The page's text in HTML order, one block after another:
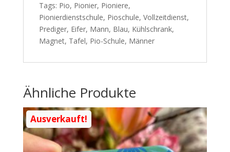
Tags: Pio, Pionier, Pioniere,
Pionierdienstschule, Pioschule, Vollzeitdienst,
Prediger, Eifer, Mann, Blau, Kühlschrank,
Magnet, Tafel, Pio-Schule, Männer
Ähnliche Produkte
Ausverkauft!